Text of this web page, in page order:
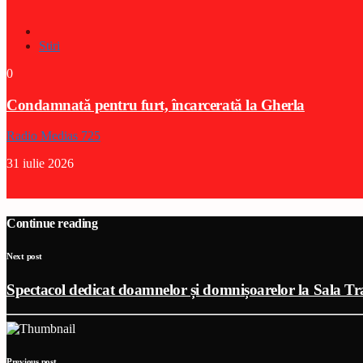
Stiri
0
Condamnată pentru furt, încarcerată la Gherla
Radio Medias 725
31 iulie 2026
Continue reading
Next post
Spectacol dedicat doamnelor și domnișoarelor la Sala